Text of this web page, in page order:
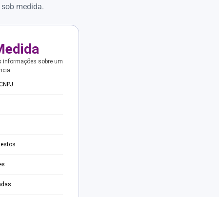
medida.
informações sobre um